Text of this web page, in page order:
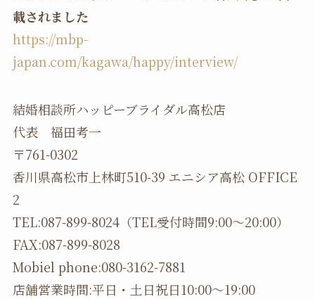
載されました
https://mbp-
japan.com/kagawa/happy/interview/
結婚相談所ハッピーブライダル高松店
代表 福田考一
〒761-0302
香川県高松市上林町510-39 エニシア高松 OFFICE
2
TEL:087-899-8024（TEL受付時間9:00～20:00）
FAX:087-899-8028
Mobiel phone:080-3162-7881
店舗営業時間:平日・土日祝日10:00～19:00